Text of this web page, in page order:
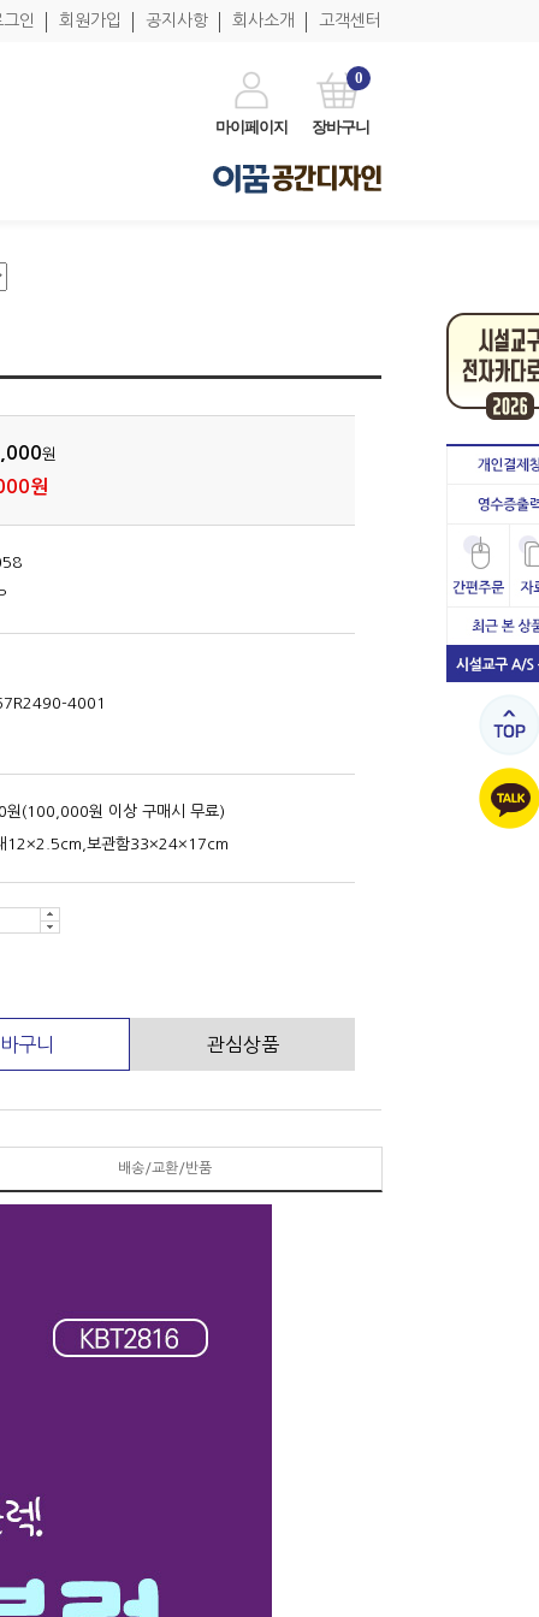
그인 회원가입 공지사항 회사소개 고객센터
마이페이지
0
장바구니
원
원
4001
원(100,000원 이상 구매시 무료)
12×2.5cm,보관함33×24×17cm
구니 관심상품
배송/교환/반품